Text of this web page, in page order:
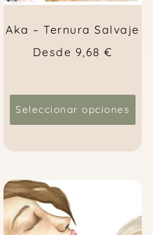
Aka – Ternura Salvaje
Desde 9,68 €
Seleccionar opciones